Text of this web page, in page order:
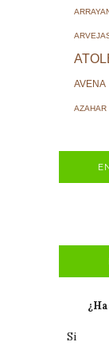
AVENA
AZAHAR
Si